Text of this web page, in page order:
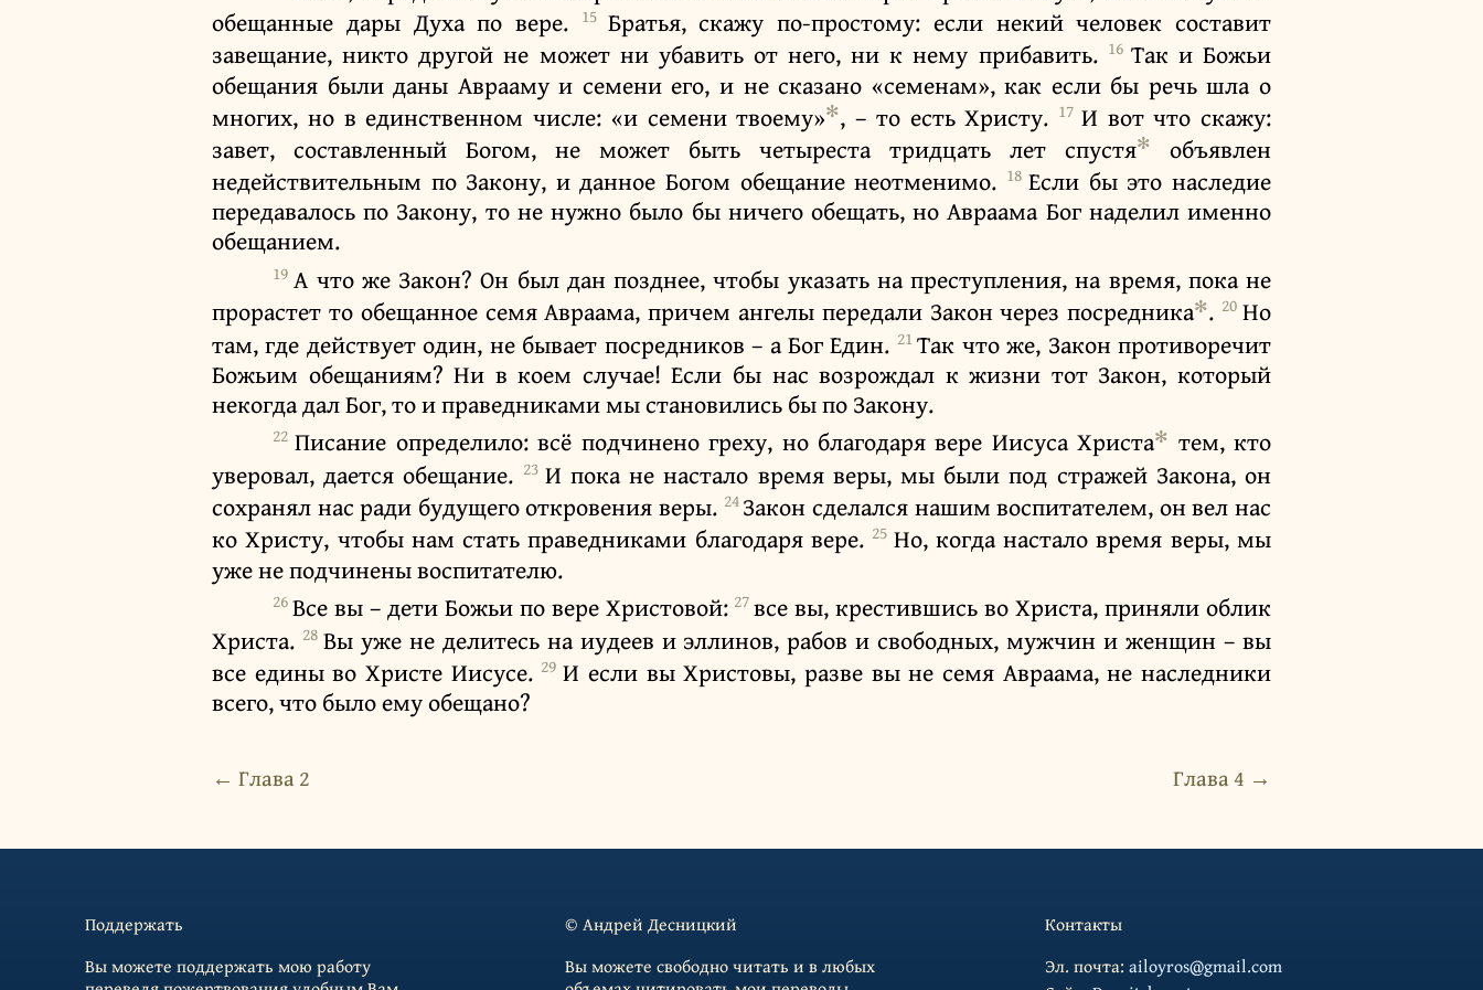
обещанные дары Духа по вере. 15 Братья, скажу по-простому: если некий человек составит
завещание, никто другой не может ни убавить от него, ни к нему прибавить. 16 Так и Божьи
обещания были даны Аврааму и семени его, и не сказано «семенам», как если бы речь шла о
многих, но в единственном числе: «и семени твоему»✻, – то есть Христу. 17 И вот что скажу:
завет, составленный Богом, не может быть четыреста тридцать лет спустя✻
объявлен
недействительным по Закону, и данное Богом обещание неотменимо. 18Если бы это наследие
передавалось по Закону, то не нужно было бы ничего обещать, но Авраама Бог наделил именно
обещанием.
19 А что же Закон? Он был дан позднее, чтобы указать на преступления, на время, пока не
прорастет то обещанное семя Авраама, причем ангелы передали Закон через посредника✻. 20Но
там, где действует один, не бывает посредников – а Бог Един. 21Так что же, Закон противоречит
Божьим обещаниям? Ни в коем случае! Если бы нас возрождал к жизни тот Закон, который
некогда дал Бог, то и праведниками мы становились бы по Закону.
22Писание определило: всё подчинено греху, но благодаря вере Иисуса Христа✻ тем, кто
уверовал, дается обещание. 23 И пока не настало время веры, мы были под стражей Закона, он
сохранял нас ради будущего откровения веры. 24Закон сделался нашим воспитателем, он вел нас
ко Христу, чтобы нам стать праведниками благодаря вере. 25 Но, когда настало время веры, мы
уже не подчинены воспитателю.
26Все вы – дети Божьи по вере Христовой: 27все вы, крестившись во Христа, приняли облик
Христа. 28 Вы уже не делитесь на иудеев и эллинов, рабов и свободных, мужчин и женщин – вы
все едины во Христе Иисусе. 29И если вы Христовы, разве вы не семя Авраама, не наследники
всего, что было ему обещано?
← Глава 2 Глава 4 →
Поддержать
Вы можете поддержать мою работу
© Андрей Десницкий
Вы можете свободно читать и в любых
Контакты
Эл. почта: ailoyros@gmail.com